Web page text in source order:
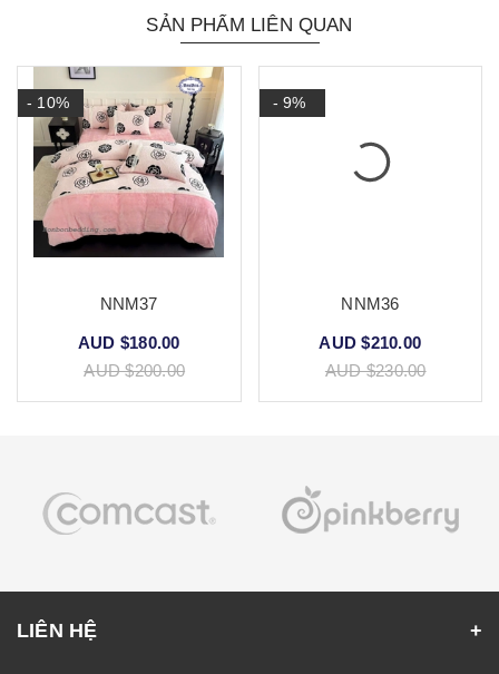
SẢN PHẨM LIÊN QUAN
- 10%
NNM37
AUD $180.00
AUD $200.00
- 9%
NNM36
AUD $210.00
AUD $230.00
LIÊN HỆ